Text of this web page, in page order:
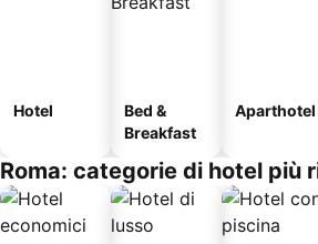
Hotel
Bed &
Breakfast
Aparthotel
Roma: categorie di hotel più